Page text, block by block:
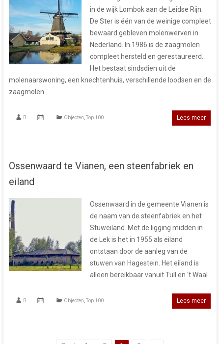
in de wijk Lombok aan de Leidse Rijn.
De Ster is één van de weinige compleet
bewaard gebleven molenwerven in
Nederland. In 1986 is de zaagmolen
compleet hersteld en gerestaureerd.
Het bestaat sindsdien uit de
molenaarswoning, een knechtenhuis, verschillende loodsen en de
zaagmolen.
B Objecten Top 100 Lees meer
Ossenwaard te Vianen, een steenfabriek en
eiland
Ossenwaard in de gemeente Vianen is
de naam van de steenfabriek en het
Stuweiland. Met de ligging midden in
de Lek is het in 1955 als eiland
ontstaan door de aanleg van de
stuwen van Hagestein. Het eiland is
alleen bereikbaar vanuit Tull en ‘t Waal.
B Objecten Top 100 Lees meer